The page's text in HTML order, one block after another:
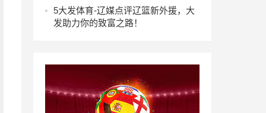
5大发体育-辽媒点评辽篮新外援，大
发助力你的致富之路！